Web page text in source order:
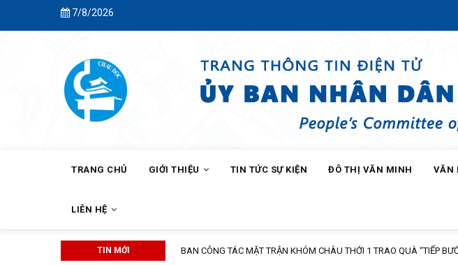
7/8/2026
NAVIGATION
TRANG CHỦ GIỚI THIỆU TIN TỨC SỰ KIỆN ĐÔ THỊ VĂN MINH VĂN
LIÊN HỆ
TIN MỚI
CHÂU THỚI 1 TRAO QUÀ “TIẾP BƯỚC ĐẾN TRƯỜNG” NĂM HỌC 2026 – 2027